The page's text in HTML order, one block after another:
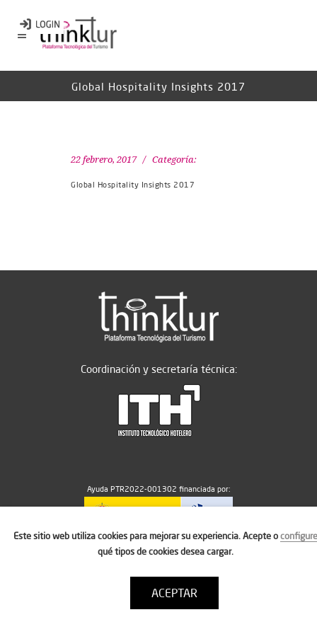
Global Hospitality Insights 2017
22 febrero, 2017 Categoría:
Global Hospitality Insights 2017
Coordinación y secretaría técnica:
Ayuda PTR2022-001302 financiada por:
MICIU/AEI/10.13039/501100011033
Política de cookies
Condiciones de uso
Este sitio web utiliza cookies para mejorar su experiencia. Acepte oconfigure
qué tipos de cookies desea cargar.
ACEPTAR